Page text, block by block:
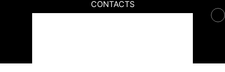
CONTACTS
Contacter Generations